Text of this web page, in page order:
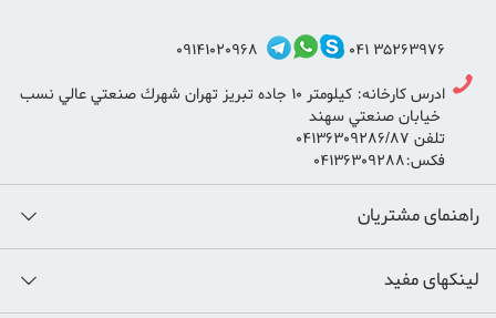
35263976 041
09141020968
ادرس كارخانه: كيلومتر ١٠ جاده تبريز تهران شهرك صنعتي عالي نسب
تلفن ٠٤١٣٦٣٠٩٢٨٦/٨٧
فكس:٠٤١٣٦٣٠٩٢٨٨
راهنمای مشتریان
لینکهای مفید